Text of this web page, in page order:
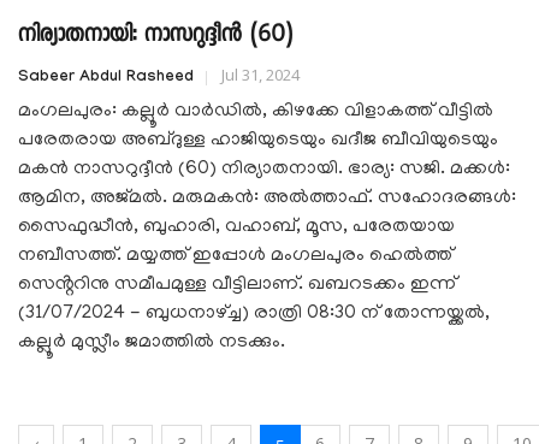
നിര്യാതനായി: നാസറുദ്ദീൻ (60)
Sabeer Abdul Rasheed
Jul 31, 2024
മംഗലപുരം: കല്ലൂർ വാർഡിൽ, കിഴക്കേ വിളാകത്ത് വീട്ടിൽ
പരേതരായ അബ്‌ദുള്ള ഹാജിയുടെയും ഖദീജ ബീവിയുടെയും
മകൻ നാസറുദ്ദീൻ (60) നിര്യാതനായി. ഭാര്യ: സജി. മക്കൾ:
ആമിന, അജ്മൽ. മരുമകൻ: അൽത്താഫ്. സഹോദരങ്ങൾ:
സൈഫുദ്ധീൻ, ബുഹാരി, വഹാബ്, മൂസ, പരേതയായ
നബീസത്ത്. മയ്യത്ത് ഇപ്പോൾ മംഗലപുരം ഹെൽത്ത്
സെൻ്ററിനു സമീപമുള്ള വീട്ടിലാണ്. ഖബറടക്കം ഇന്ന്
(31/07/2024 - ബുധനാഴ്ച്ച) രാത്രി 08:30 ന് തോന്നയ്ക്കൽ,
കല്ലൂർ മുസ്ലീം ജമാത്തിൽ നടക്കും.